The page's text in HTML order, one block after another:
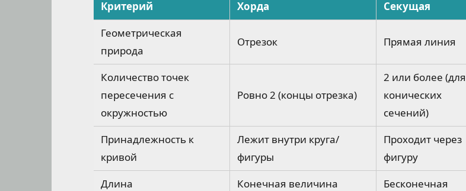
Критерий Хорда
Секущая
Геометрическая
природа
Отрезок Прямая линия
Количество точек
пересечения с
окружностью
Ровно 2 (концы отрезка)
2 или более (для
конических
сечений)
Принадлежность к
кривой
Лежит внутри круга/
фигуры
Проходит через
фигуру
Длина
Конечная величина
Бесконечная